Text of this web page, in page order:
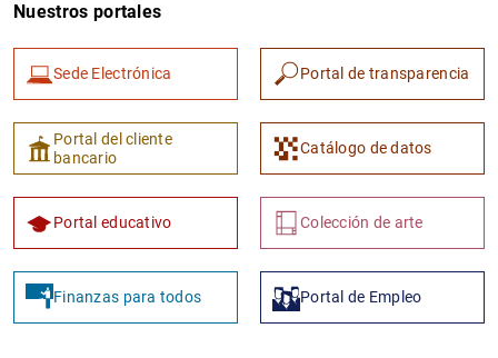
Nuestros portales
Sede Electrónica Portal de transparencia
Portal del cliente
bancario
Catálogo de datos
Portal educativo Colección de arte
Finanzas para todos Portal de Empleo